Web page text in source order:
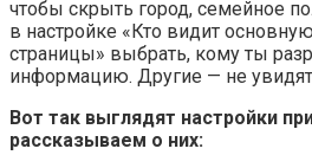
чтобы скрыть город, семейное
в настройке «Кто видит
страницы» выбрать, кому ты
информацию. Другие — не
Вот так выглядят настройки
рассказываем о них: